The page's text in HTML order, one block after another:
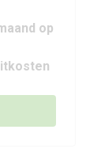
op